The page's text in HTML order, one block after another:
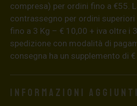
compresa) per ordini fino a €55.
contrassegno per ordini superiori
fino a 3 Kg – € 10,00 + iva oltre i
spedizione con modalità di
consegna ha un supplemento di €
Informazioni